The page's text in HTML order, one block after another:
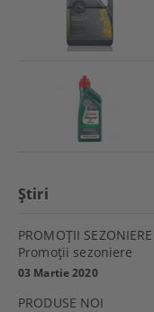
Ştiri
PROMOŢII SEZONIERE
Promoţii sezoniere
03 Martie 2020
PRODUSE NOI